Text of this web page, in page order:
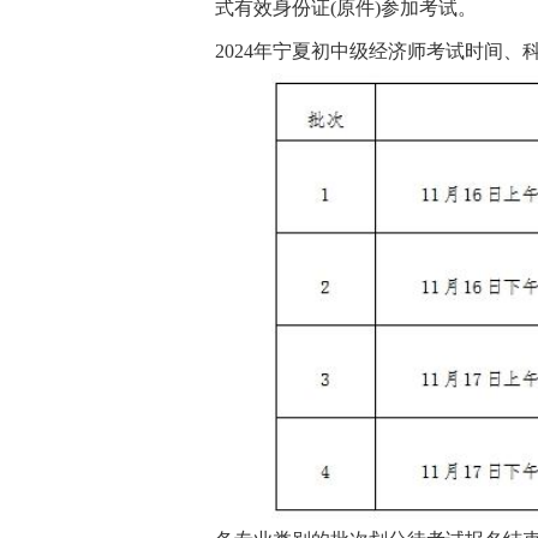
式有效身份证(原件)参加考试。
2024年宁夏初中级经济师考试时间、